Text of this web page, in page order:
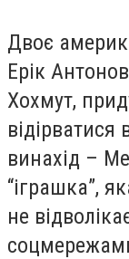
Двоє
Ерік
Хохмут,
відірватися
винахід –
“іграшка”,
не